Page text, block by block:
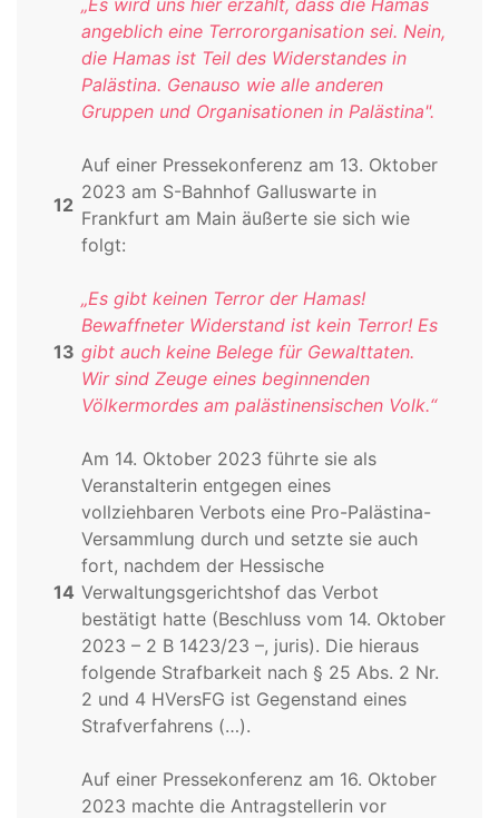
„Es wird uns hier erzählt, dass die Hamas
angeblich eine Terrororganisation sei. Nein,
die Hamas ist Teil des Widerstandes in
Palästina. Genauso wie alle anderen
Gruppen und Organisationen in Palästina".
12
Auf einer Pressekonferenz am 13. Oktober
2023 am S-Bahnhof Galluswarte in
Frankfurt am Main äußerte sie sich wie
folgt:
13
„Es gibt keinen Terror der Hamas!
Bewaffneter Widerstand ist kein Terror! Es
gibt auch keine Belege für Gewalttaten.
Wir sind Zeuge eines beginnenden
Völkermordes am palästinensischen Volk.“
14
Am 14. Oktober 2023 führte sie als
Veranstalterin entgegen eines
vollziehbaren Verbots eine Pro-Palästina-
Versammlung durch und setzte sie auch
fort, nachdem der Hessische
Verwaltungsgerichtshof das Verbot
bestätigt hatte (Beschluss vom 14. Oktober
2023 – 2 B 1423/23 –, juris). Die hieraus
folgende Strafbarkeit nach § 25 Abs. 2 Nr.
2 und 4 HVersFG ist Gegenstand eines
Strafverfahrens (…).
Auf einer Pressekonferenz am 16. Oktober
2023 machte die Antragstellerin vor